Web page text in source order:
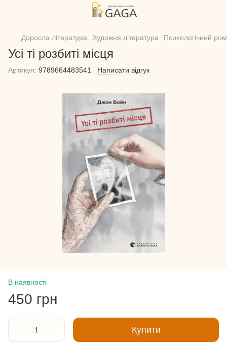
Доросла література Художня література Психологічний
Усі ті розбиті місця
Артикул: 9789664483541 Написати відгук
В наявності
450 грн
Купити